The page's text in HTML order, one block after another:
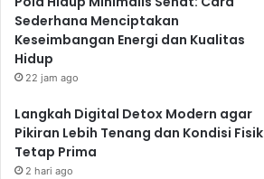
Sederhana Menciptakan
Keseimbangan Energi dan Kualitas
Hidup
22 jam ago
Langkah Digital Detox Modern agar
Pikiran Lebih Tenang dan Kondisi Fisik
Tetap Prima
2 hari ago